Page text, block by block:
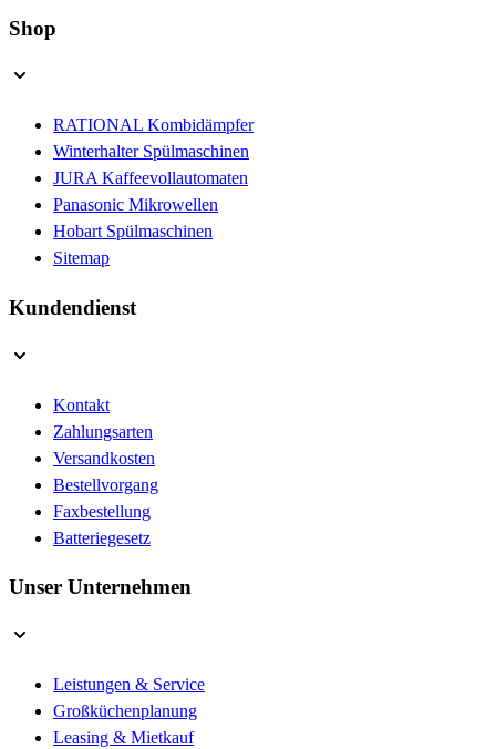
Shop
RATIONAL Kombidämpfer
Winterhalter Spülmaschinen
JURA Kaffeevollautomaten
Panasonic Mikrowellen
Hobart Spülmaschinen
Sitemap
Kundendienst
Kontakt
Zahlungsarten
Versandkosten
Bestellvorgang
Faxbestellung
Batteriegesetz
Unser Unternehmen
Leistungen & Service
Großküchenplanung
Leasing & Mietkauf